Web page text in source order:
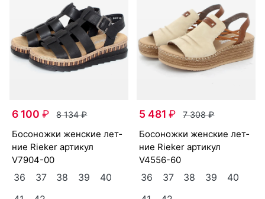
6 100₽ 8 134₽
бо­сонож­ки женс­кие лет­
ние Ri­eker артикул
V7904-00
36 37 38 39
40
5 481₽ 7 308₽
бо­сонож­ки женс­кие лет­
ние Ri­eker артикул
V4556-60
36 37 38 39
40